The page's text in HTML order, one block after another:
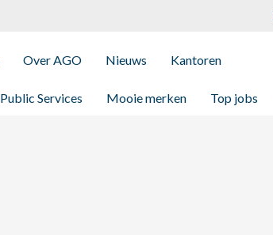
Public Services Mooie merken Top jobs
Over AGO Nieuws Kantoren